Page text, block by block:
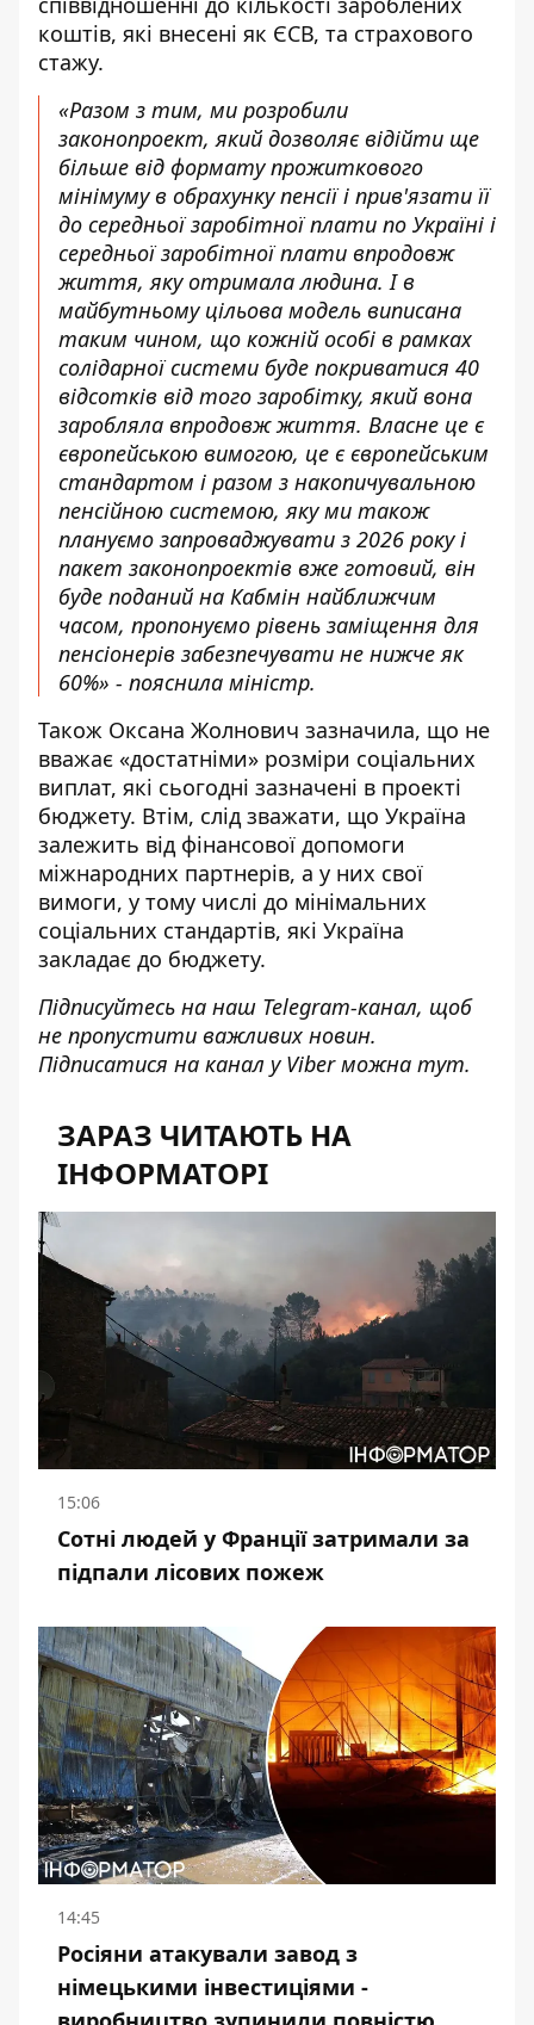
коштів, які внесені як ЄСВ, та страхового
стажу.
«Разом з тим, ми розробили
законопроект, який дозволяє відійти ще
більше від формату прожиткового
мінімуму в обрахунку пенсії і прив'язати її
до середньої заробітної плати по Україні і
середньої заробітної плати впродовж
життя, яку отримала людина. І в
майбутньому цільова модель виписана
таким чином, що кожній особі в рамках
солідарної системи буде покриватися 40
відсотків від того заробітку, який вона
заробляла впродовж життя. Власне це є
європейською вимогою, це є європейським
стандартом і разом з накопичувальною
пенсійною системою, яку ми також
плануємо запроваджувати з 2026 року і
пакет законопроектів вже готовий, він
буде поданий на Кабмін найближчим
часом, пропонуємо рівень заміщення для
пенсіонерів забезпечувати не нижче як
60%» - пояснила міністр.
Також Оксана Жолнович зазначила, що не
вважає «достатніми» розміри соціальних
виплат, які сьогодні зазначені в проекті
бюджету. Втім, слід зважати, що Україна
залежить від фінансової допомоги
міжнародних партнерів, а у них свої
вимоги, у тому числі до мінімальних
соціальних стандартів, які Україна
закладає до бюджету.
Підписуйтесь на наш Telegram-канал, щоб
не пропустити важливих новин.
Підписатися на канал у Viber можна тут.
ЗАРАЗ ЧИТАЮТЬ НА
ІНФОРМАТОРІ
15:06
Сотні людей у Франції затримали за
підпали лісових пожеж
14:45
Росіяни атакували завод з
німецькими інвестиціями -